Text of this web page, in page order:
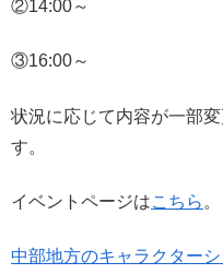
②14:00～
③16:00～
状況に応じて内容が一部
す。
イベントページはこちら 。
中部地方のキャラクターシ